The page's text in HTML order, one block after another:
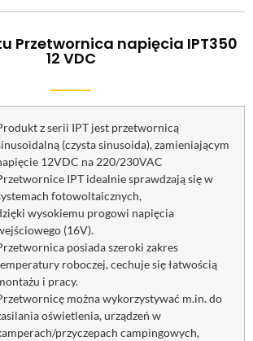
Przetwornica napięcia IPT350
12 VDC
z serii IPT jest przetwornicą
(czysta sinusoida), zamieniającym
12VDC na 220/230VAC
IPT idealnie sprawdzają się w
fotowoltaicznych,
wysokiemu progowi napięcia
(16V).
posiada szeroki zakres
roboczej, cechuje się łatwością
i pracy.
można wykorzystywać m.in. do
oświetlenia, urządzeń w
przyczepach campingowych,